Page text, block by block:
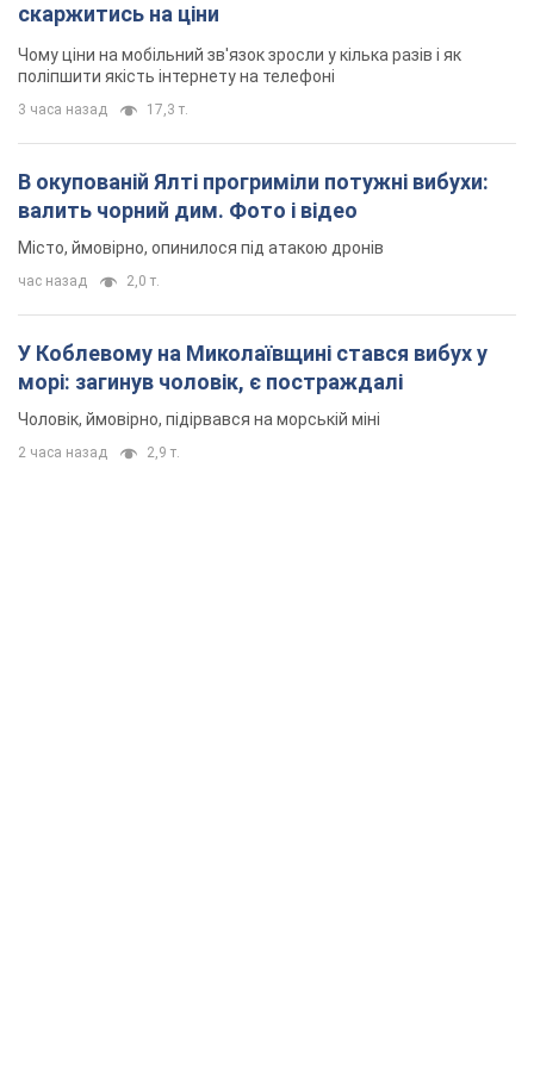
скаржитись на ціни
Чому ціни на мобільний зв'язок зросли у кілька разів і як
поліпшити якість інтернету на телефоні
3 часа назад 17,3 т.
В окупованій Ялті прогриміли потужні вибухи:
валить чорний дим. Фото і відео
Місто, ймовірно, опинилося під атакою дронів
час назад 2,0 т.
У Коблевому на Миколаївщині стався вибух у
морі: загинув чоловік, є постраждалі
Чоловік, ймовірно, підірвався на морській міні
2 часа назад 2,9 т.